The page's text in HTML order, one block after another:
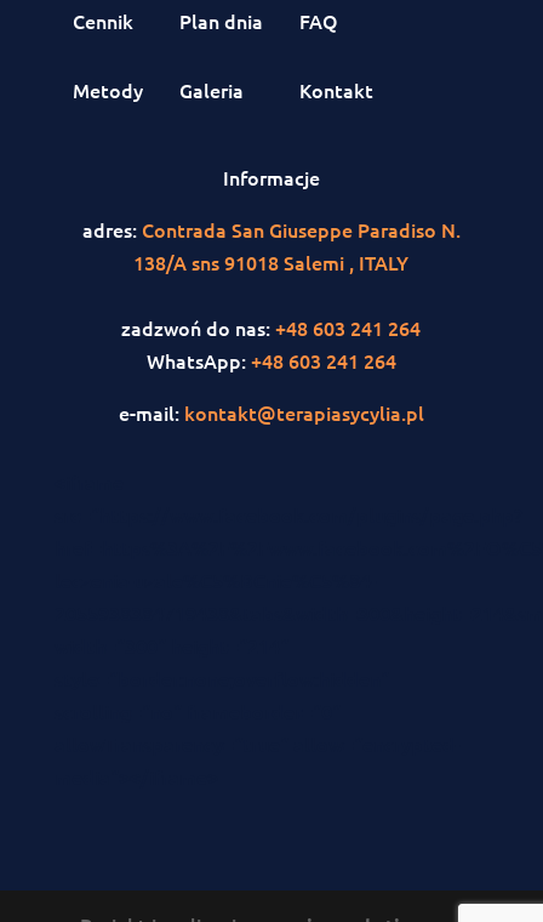
Cennik Plan dnia FAQ
Metody Galeria Kontakt
Informacje
adres: Contrada San Giuseppe Paradiso N.
138/A sns 91018 Salemi , ITALY
zadzwoń do nas:+48 603 241 264
WhatsApp:+48 603 241 264
e-mail: kontakt@terapiasycylia.pl